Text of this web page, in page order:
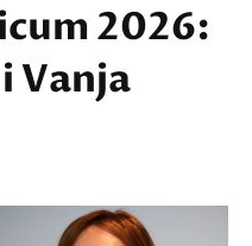
2026:
Vanja